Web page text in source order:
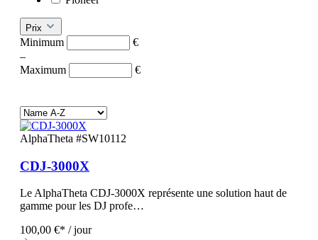
Prix
Minimum
€
–
Maximum
€
AlphaTheta #SW10112
CDJ-3000X
Le AlphaTheta CDJ-3000X représente une solution haut de
gamme pour les DJ profe…
100,00 €* / jour